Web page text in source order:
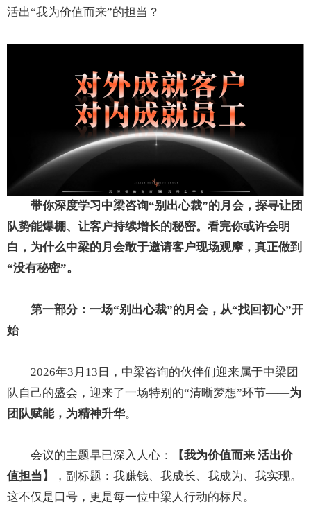
活出“我为价值而来”的担当？
带你深度学习中梁咨询“别出心裁”的月会，探寻让团
队势能爆棚、让客户持续增长的秘密。看完你或许会明
白，为什么中梁的月会敢于邀请客户现场观摩，真正做到
“没有秘密”。
第一部分：一场“别出心裁”的月会，从“找回初心”开
始
2026年3月13日，中梁咨询的伙伴们迎来属于中梁团
队自己的盛会，迎来了一场特别的“清晰梦想”环节——为
团队赋能，为精神升华。
会议的主题早已深入人心： 【我为价值而来 活出价
值担当】
，副标题：我赚钱、我成长、我成为、我实现。
这不仅是口号，更是每一位中梁人行动的标尺。